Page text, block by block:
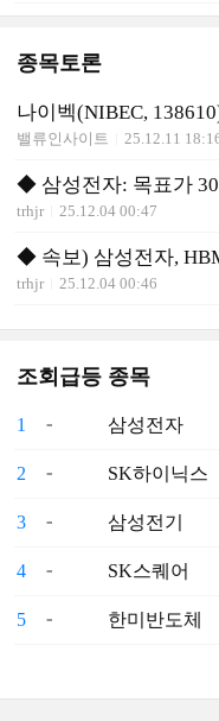
종목토론
나이벡(NIBEC,
밸류인사이트 25.12.11
trhjr 25.12.04 00:47
trhjr 25.12.04 00:46
조회급등 종목
1 삼성전자
2 SK하이닉스
3 삼성전기
4 SK스퀘어
5 한미반도체